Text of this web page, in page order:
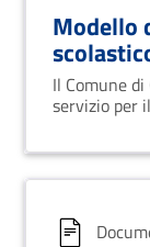
Modello
Il Comune
servizio per